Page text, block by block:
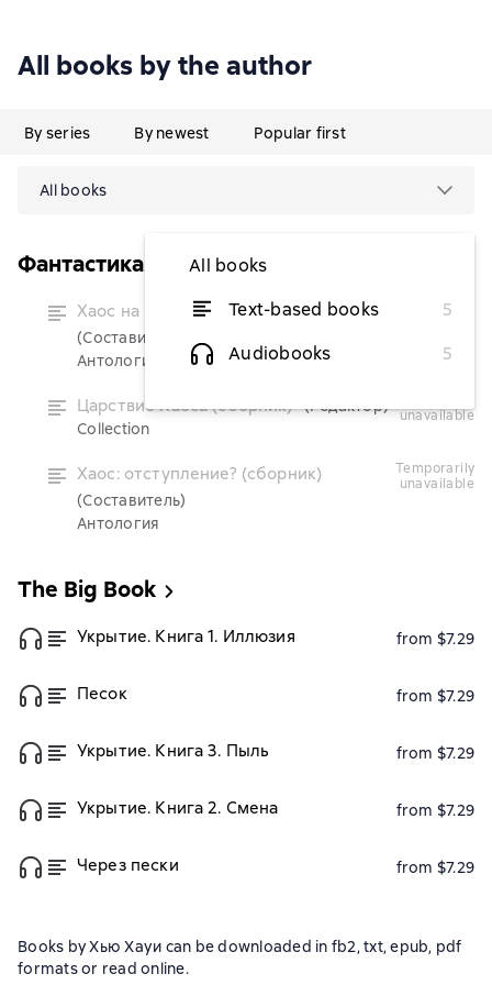
All books by the author
By series By newest Popular first
All books
All books
Text-based books
5
Audiobooks
5
Фантастика: классика и современность
Хаос на пороге (сборник)
(Составитель)
Антология
unavailable
Царствие Хаоса (сборник) (Редактор)
Collection
unavailable
Хаос: отступление? (сборник)
(Составитель)
Антология
temporarily
unavailable
The Big Book
Укрытие. Книга 1. Иллюзия from $7.29
Песок from $7.29
Укрытие. Книга 3. Пыль from $7.29
Укрытие. Книга 2. Смена from $7.29
Через пески from $7.29
Books by Хью Хауи can be downloaded in fb2, txt, epub, pdf
formats or read online.